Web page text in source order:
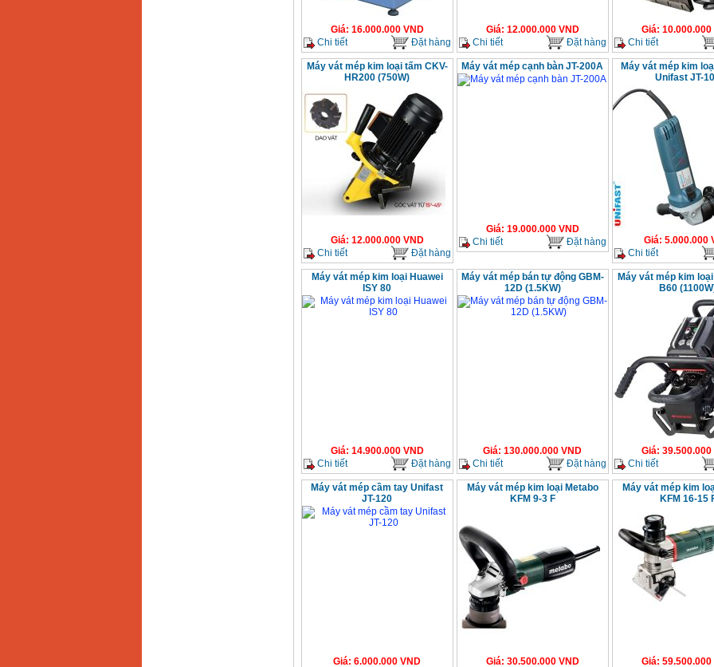
Giá: 16.000.000VND
Chi tiết
Đặt hàng
Giá: 12.000.000VND
Chi tiết
Đặt hàng
Giá: 10.000.000
Chi tiết
Máy vát mép kim loại tấm CKV-
HR200 (750W)
Giá: 12.000.000VND
Chi tiết
Đặt hàng
Máy vát mép cạnh bàn JT-200A
Giá: 19.000.000VND
Chi tiết
Đặt hàng
Máy vát mép kim
Unifast JT-
Giá: 5.000.000
Chi tiết
Máy vát mép kim loại Huawei
ISY 80
Giá: 14.900.000VND
Chi tiết
Đặt hàng
Máy vát mép bán tự động GBM-
12D (1.5KW)
Giá: 130.000.000 VND
Chi tiết
Đặt hàng
Máy vát mép kim
B60
Giá: 39.500.000
Chi tiết
Máy vát mép cầm tay Unifast
JT-120
Giá: 6.000.000 VND
Máy vát mép kim loại Metabo
KFM 9-3 F
Giá: 30.500.000VND
Máy vát mép kim
KFM 16-15
Giá: 59.500.000